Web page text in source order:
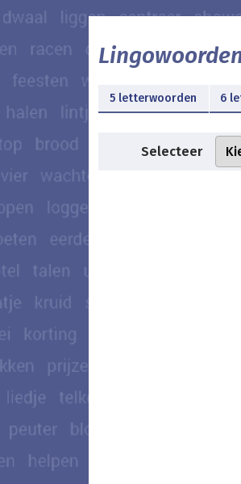
5 letterwoorden 6
Selecteer